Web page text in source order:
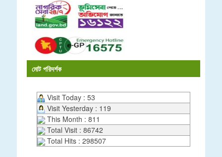
মোট পরিদর্শক
Visit Today : 53
Visit Yesterday : 119
This Month : 811
Total Visit : 86742
Total Hits : 298507